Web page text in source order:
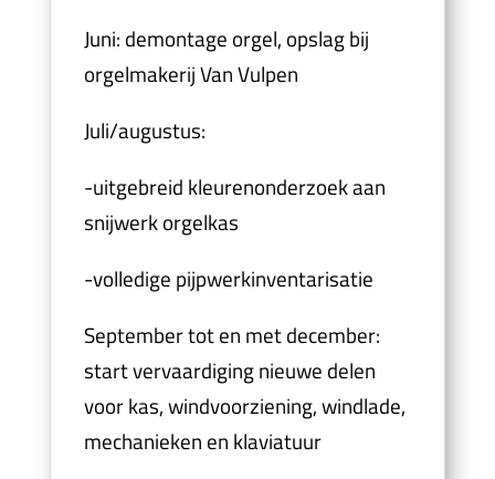
Juni: demontage orgel, opslag bij
orgelmakerij Van Vulpen
Juli/augustus:
-uitgebreid kleurenonderzoek aan
snijwerk orgelkas
-volledige pijpwerkinventarisatie
September tot en met december:
start vervaardiging nieuwe delen
voor kas, windvoorziening, windlade,
mechanieken en klaviatuur